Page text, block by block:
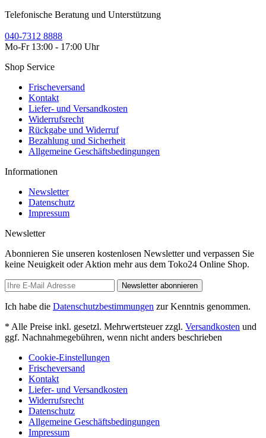
Telefonische Beratung und Unterstützung
040-7312 8888
Mo-Fr 13:00 - 17:00 Uhr
Shop Service
Frischeversand
Kontakt
Liefer- und Versandkosten
Widerrufsrecht
Rückgabe und Widerruf
Bezahlung und Sicherheit
Allgemeine Geschäftsbedingungen
Informationen
Newsletter
Datenschutz
Impressum
Newsletter
Abonnieren Sie unseren kostenlosen Newsletter und verpassen Sie
keine Neuigkeit oder Aktion mehr aus dem Toko24 Online Shop.
Newsletter abonnieren
Ich habe die Datenschutzbestimmungen zur Kenntnis genommen.
* Alle Preise inkl. gesetzl. Mehrwertsteuer zzgl. Versandkosten und
ggf. Nachnahmegebühren, wenn nicht anders beschrieben
Cookie-Einstellungen
Frischeversand
Kontakt
Liefer- und Versandkosten
Widerrufsrecht
Datenschutz
Allgemeine Geschäftsbedingungen
Impressum